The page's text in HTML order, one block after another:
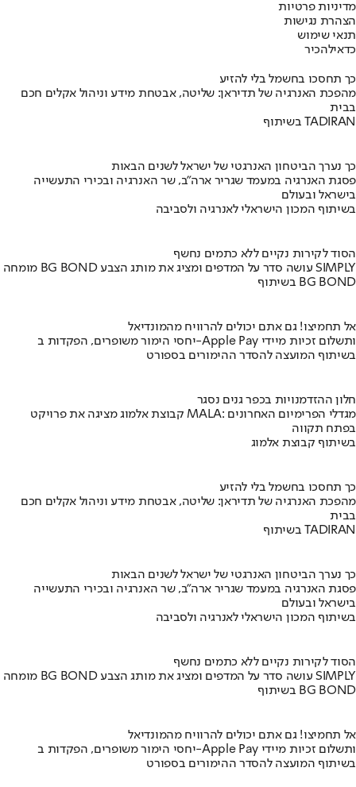
מדיניות פרטיות
הצהרת נגישות
תנאי שימוש
כדאילהכיר
כך תחסכו בחשמל בלי להזיע
מהפכת האנרגיה של תדיראן: שליטה, אבטחת מידע וניהול אקלים חכם
בבית
בשיתוף TADIRAN
כך נערך הביטחון האנרגטי של ישראל לשנים הבאות
פסגת האנרגיה במעמד שגריר ארה"ב, שר האנרגיה ובכירי התעשייה
בישראל ובעולם
בשיתוף המכון הישראלי לאנרגיה ולסביבה
הסוד לקירות נקיים ללא כתמים נחשף
מומחה BG BOND עושה סדר על המדפים ומציג את מותג הצבע SIMPLY
בשיתוף BG BOND
אל תחמיצו! גם אתם יכולים להרוויח מהמונדיאל
יחסי הימור משופרים, הפקדות ב-Apple Pay ותשלום זכיות מיידי
בשיתוף המועצה להסדר ההימורים בספורט
חלון ההזדמנויות בכפר גנים נסגר
קבוצת אלמוג מציגה את פרויקט MALA: מגדלי הפרימיום האחרונים
בפתח תקווה
בשיתוף קבוצת אלמוג
כך תחסכו בחשמל בלי להזיע
מהפכת האנרגיה של תדיראן: שליטה, אבטחת מידע וניהול אקלים חכם
בבית
בשיתוף TADIRAN
כך נערך הביטחון האנרגטי של ישראל לשנים הבאות
פסגת האנרגיה במעמד שגריר ארה"ב, שר האנרגיה ובכירי התעשייה
בישראל ובעולם
בשיתוף המכון הישראלי לאנרגיה ולסביבה
הסוד לקירות נקיים ללא כתמים נחשף
מומחה BG BOND עושה סדר על המדפים ומציג את מותג הצבע SIMPLY
בשיתוף BG BOND
אל תחמיצו! גם אתם יכולים להרוויח מהמונדיאל
יחסי הימור משופרים, הפקדות ב-Apple Pay ותשלום זכיות מיידי
בשיתוף המועצה להסדר ההימורים בספורט